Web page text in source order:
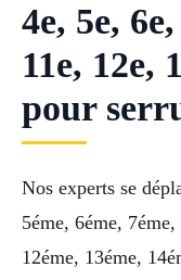
4e, 5e,
11e, 12e,
pour
Nos experts se
5éme, 6éme,
12éme, 13éme,